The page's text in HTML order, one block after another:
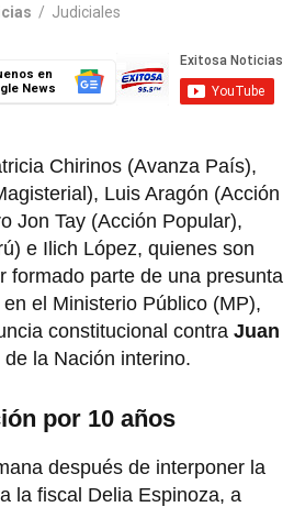
/ Judiciales
en
News
Chirinos (Avanza País),
Luis Aragón (Acción
Jon Tay (Acción Popular),
e Ilich López, quienes son
formado parte de una presunta
el Ministerio Público (MP),
constitucional contra Juan
de la Nación interino.
por 10 años
después de interponer la
la fiscal Delia Espinoza, a